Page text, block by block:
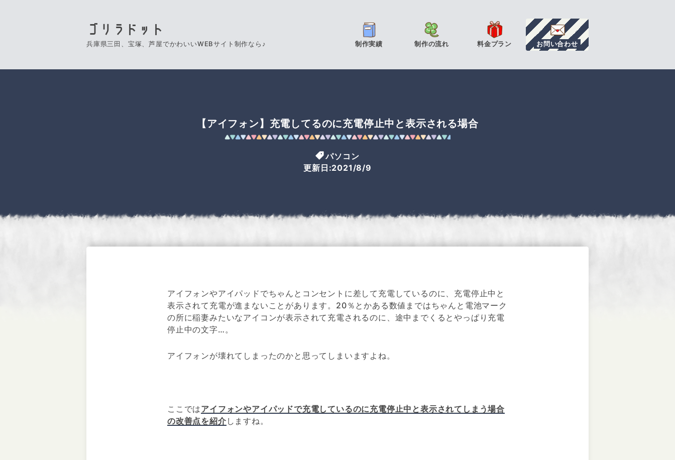
ゴリラドット
兵庫県三田、宝塚、芦屋でかわいいWEBサイト制作なら♪ 制作実績 制作の流れ 料金プラン お問い合わせ
【アイフォン】充電してるのに充電停止中と表示される場合
パソコン
更新日:2021/8/9
アイフォンやアイパッドでちゃんとコンセントに差して充電しているのに、充電停止中と
表示されて充電が進まないことがあります。20％とかある数値まではちゃんと電池マーク
の所に稲妻みたいなアイコンが表示されて充電されるのに、途中までくるとやっぱり充電
停止中の文字…。
アイフォンが壊れてしまったのかと思ってしまいますよね。
ここではアイフォンやアイパッドで充電しているのに充電停止中と表示されてしまう場合
の改善点を紹介 しますね。